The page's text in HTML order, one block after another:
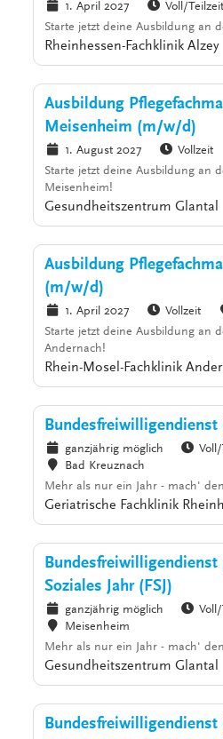
1. April 2027 Voll/Teilzeit
Starte jetzt deine Ausbildung an
Rheinhessen-Fachklinik Alzey
Ausbildung
Meisenheim (m/w/d)
1. August 2027 Vollzeit
Starte jetzt deine Ausbildung an
Meisenheim!
Gesundheitszentrum Glantal
Ausbildung
(m/w/d)
1. April 2027 Vollzeit
Starte jetzt deine Ausbildung an
Andernach!
Rhein-Mosel-Fachklinik
Bundesfreiwilligendienst
ganzjährig möglich
Bad Kreuznach
Mehr als nur ein Jahr - mach'
Geriatrische Fachklinik
Soziales Jahr (FSJ)
ganzjährig möglich
Meisenheim
Mehr als nur ein Jahr - mach'
Gesundheitszentrum Glantal